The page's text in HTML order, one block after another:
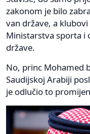
zakonom je bilo
van države, a
Ministarstva sporta i
države.
No, princ Mohamed
Saudijskoj Arabiji
je odlučio to